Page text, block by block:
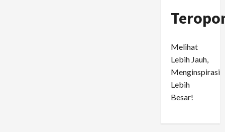
Melihat
Lebih Jauh,
Menginspirasi
Lebih
Besar!